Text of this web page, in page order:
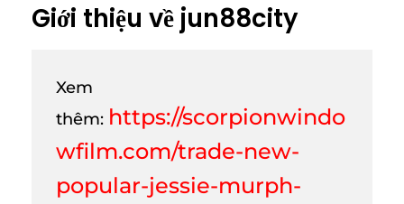
Giới thiệu về jun88city
Xem
thêm: https://scorpionwindo
wfilm.com/trade-new-
popular-jessie-murph-